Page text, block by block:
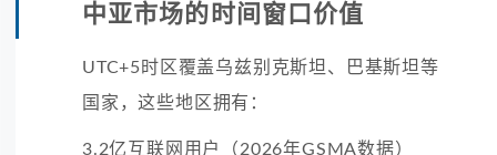
中亚市场的时间窗口价值
UTC+5时区覆盖乌兹别克斯坦、巴基斯坦等
国家，这些地区拥有：
3.2亿互联网用户（2026年GSMA数据）